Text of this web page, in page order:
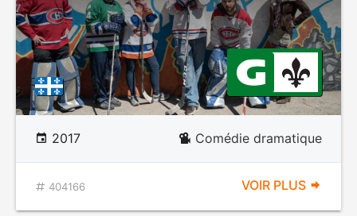
2017 Comédie dramatique
404166 VOIR PLUS